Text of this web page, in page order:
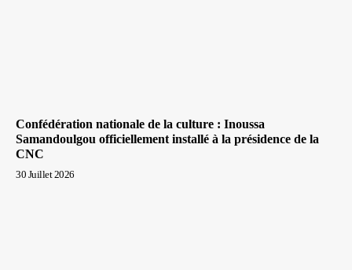
Confédération nationale de la culture : Inoussa
Samandoulgou officiellement installé à la présidence de la
CNC
30 Juillet 2026